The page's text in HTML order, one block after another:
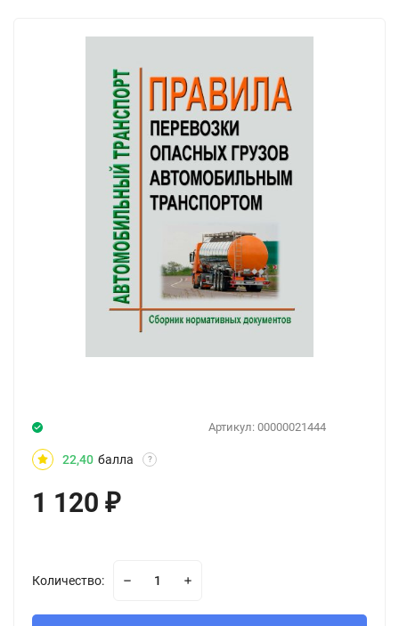
Артикул: 00000021444
22,40 балла ?
1 120 ₽
Количество: